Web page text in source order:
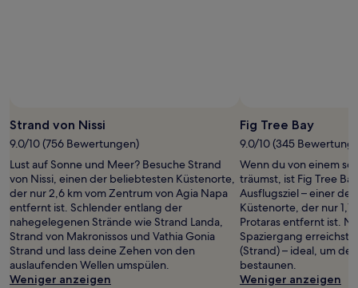
Foto
von
Roaring
Romania
Strand von Nissi
9.0/10 (756 Bewertungen)
Lust auf Sonne und Meer? Besuche Strand
von Nissi, einen der beliebtesten Küstenorte,
der nur 2,6 km vom Zentrum von Agia Napa
entfernt ist. Schlender entlang der
nahegelegenen Strände wie Strand Landa,
Strand von Makronissos und Vathia Gonia
Strand und lass deine Zehen von den
auslaufenden Wellen umspülen.
Weniger anzeigen
Fig Tree Bay
9.0/10 (345
Wenn du von einem
träumst, ist Fig Tree
Ausflugsziel – einer
Küstenorte, der nur
Protaras entfernt ist.
Spaziergang erreichst
(Strand) – ideal, um
bestaunen.
Weniger anzeigen